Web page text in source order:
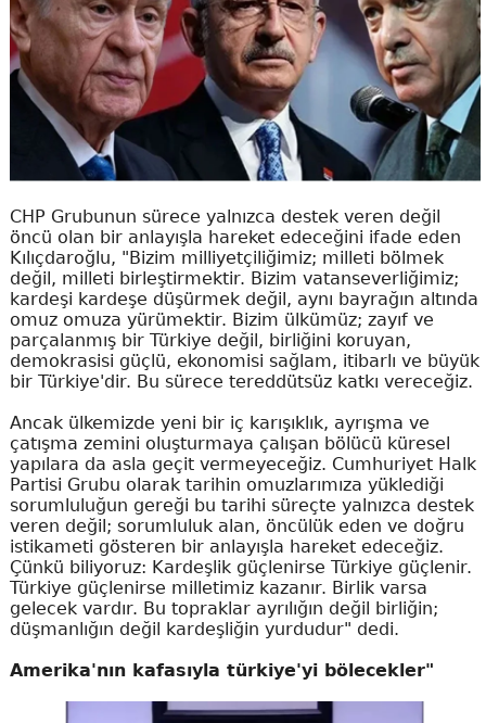
CHP Grubunun sürece yalnızca destek veren değil
öncü olan bir anlayışla hareket edeceğini ifade eden
Kılıçdaroğlu, "Bizim milliyetçiliğimiz; milleti bölmek
değil, milleti birleştirmektir. Bizim vatanseverliğimiz;
kardeşi kardeşe düşürmek değil, aynı bayrağın altında
omuz omuza yürümektir. Bizim ülkümüz; zayıf ve
parçalanmış bir Türkiye değil, birliğini koruyan,
demokrasisi güçlü, ekonomisi sağlam, itibarlı ve büyük
bir Türkiye'dir. Bu sürece tereddütsüz katkı vereceğiz.
Ancak ülkemizde yeni bir iç karışıklık, ayrışma ve
çatışma zemini oluşturmaya çalışan bölücü küresel
yapılara da asla geçit vermeyeceğiz. Cumhuriyet Halk
Partisi Grubu olarak tarihin omuzlarımıza yüklediği
sorumluluğun gereği bu tarihi süreçte yalnızca destek
veren değil; sorumluluk alan, öncülük eden ve doğru
istikameti gösteren bir anlayışla hareket edeceğiz.
Çünkü biliyoruz: Kardeşlik güçlenirse Türkiye güçlenir.
Türkiye güçlenirse milletimiz kazanır. Birlik varsa
gelecek vardır. Bu topraklar ayrılığın değil birliğin;
düşmanlığın değil kardeşliğin yurdudur" dedi.
Amerika'nın kafasıyla türkiye'yi bölecekler"